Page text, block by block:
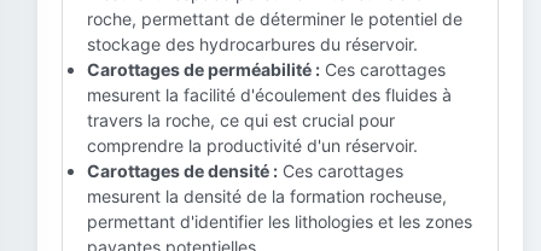
roche, permettant de déterminer le potentiel de
stockage des hydrocarbures du réservoir.
Carottages de perméabilité : Ces carottages
mesurent la facilité d'écoulement des fluides à
travers la roche, ce qui est crucial pour
comprendre la productivité d'un réservoir.
Carottages de densité : Ces carottages
mesurent la densité de la formation rocheuse,
permettant d'identifier les lithologies et les zones
payantes potentielles.